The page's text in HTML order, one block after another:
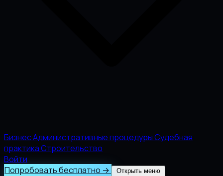
БизнесАдминистративные процедурыСудебная
практикаСтроительство
Войти
Попробовать бесплатно → Открыть меню